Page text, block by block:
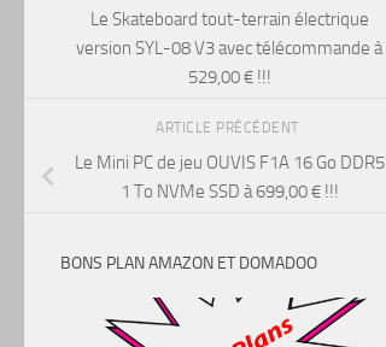
Le Skateboard tout-terrain électrique
version SYL-08 V3 avec télécommande à
529,00 € !!!
ARTICLE PRÉCÉDENT
Le Mini PC de jeu OUVIS F1A 16 Go DDR5
1 To NVMe SSD à 699,00 € !!!
BONS PLAN AMAZON ET DOMADOO